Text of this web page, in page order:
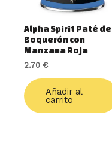
Alpha Spirit Paté de
Boquerón con
Manzana Roja
2.70 €
Añadir al
carrito